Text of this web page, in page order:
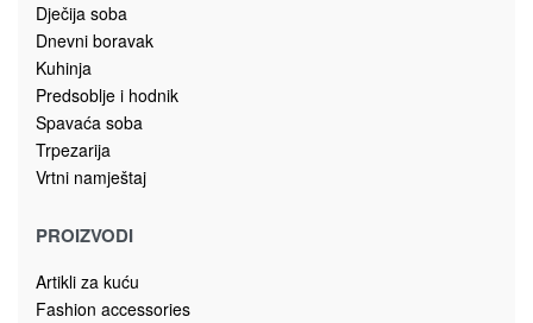
Dječija soba
Dnevni boravak
Kuhinja
Predsoblje i hodnik
Spavaća soba
Trpezarija
Vrtni namještaj
PROIZVODI
Artikli za kuću
Fashion accessories